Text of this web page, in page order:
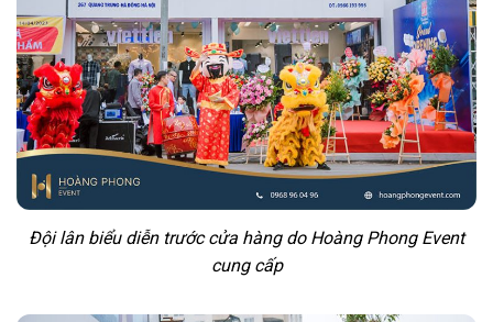
Đội lân biểu diễn trước cửa hàng do Hoàng Phong Event
cung cấp